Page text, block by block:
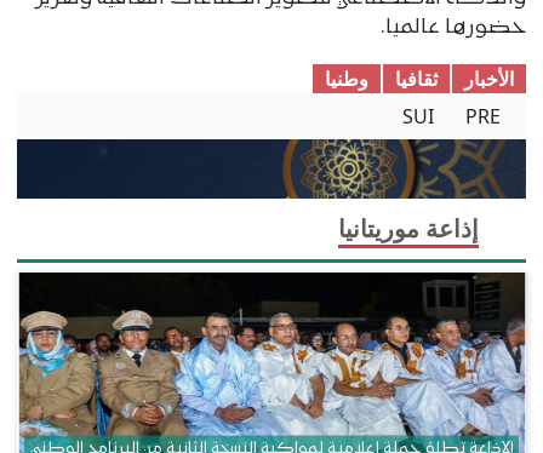
حضورها عالميا.
الأخبار ثقافیا
وطنیا
PRE
SUI
إذاعة موريتانيا
الإذاعة تطلق حملة إعلامية لمواكبة النسخة الثانية من البرنامج الوطني